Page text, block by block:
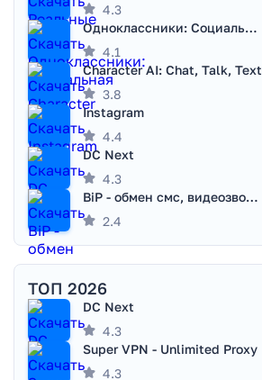
4.3
Одноклассники: Социальная сеть
4.1
Character AI: Chat, Talk, Text
3.8
Instagram
4.4
DC Next
4.3
BiP - обмен смс, видеозвонками
2.4
ТОП 2026
DC Next
4.3
Super VPN - Unlimited Proxy
4.3